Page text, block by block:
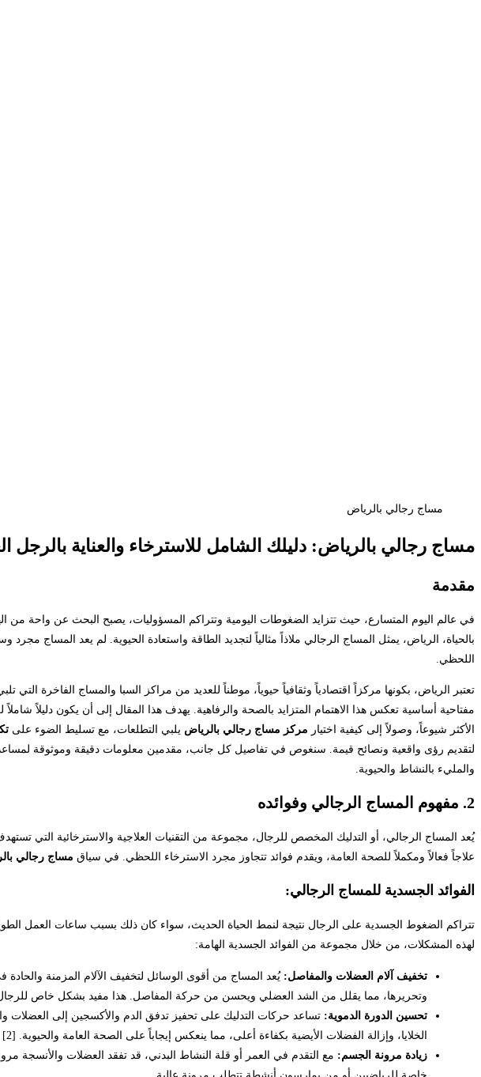
مساج رجالي بالرياض
مساج رجالي بالرياض: دليلك الشامل للاسترخاء والعناية
مقدمة
في عالم اليوم المتسارع، حيث تتزايد الضغوطات اليومية وتتراكم المسؤوليات، يصبح البحث عن واحة من
بالحياة، الرياض، يمثل المساج الرجالي ملاذاً مثالياً لتجديد الطاقة واستعادة الحيوية. لم يعد المساج
اللحظي.
تعتبر الرياض، بكونها مركزاً اقتصادياً وثقافياً حيوياً، موطناً للعديد من مراكز السبا والمساج الفاخرة
مفتاحية أساسية تعكس هذا الاهتمام المتزايد بالصحة والرفاهية. يهدف هذا المقال إلى أن يكون دليلاً
الأكثر شيوعاً، وصولاً إلى كيفية اختيار مركز مساج رجالي بالرياض يلبي التطلعات، مع تسليط الضوء على
لتقديم رؤى واقعية ونصائح قيمة. سنغوص في تفاصيل كل جانب، مقدمين معلومات دقيقة وموثوقة
والمليء بالنشاط والحيوية.
2. مفهوم المساج الرجالي وفوائده
يُعد المساج الرجالي، أو التدليك المخصص للرجال، مجموعة من التقنيات العلاجية والاسترخائية التي
علاجاً فعالاً ومكملاً للصحة العامة، ويقدم فوائد تتجاوز مجرد الاسترخاء اللحظي. في سياق مساج رجالي
الفوائد الجسدية للمساج الرجالي:
تتراكم الضغوط الجسدية على الرجال نتيجة لنمط الحياة الحديث، سواء كان ذلك بسبب ساعات العمل
لهذه المشكلات، من خلال مجموعة من الفوائد الجسدية الهامة:
تخفيف آلام العضلات والمفاصل: يُعد المساج من أقوى الوسائل لتخفيف الآلام المزمنة والحادة
وتحريرها، مما يقلل من الشد العضلي ويحسن من حركة المفاصل. هذا مفيد بشكل خاص للرجال
تحسين الدورة الدموية: تساعد حركات التدليك على تحفيز تدفق الدم والأكسجين إلى العضلات
الخلايا، وإزالة الفضلات الأيضية بكفاءة أعلى، مما ينعكس إيجاباً على الصحة العامة والحيوية. [2]
زيادة مرونة الجسم: مع التقدم في العمر أو قلة النشاط البدني، قد تفقد العضلات والأنسجة